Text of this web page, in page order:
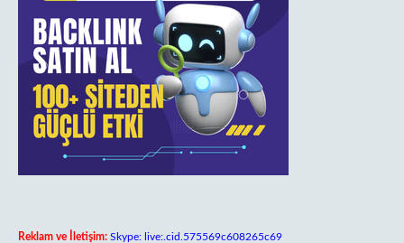
Reklam ve İletişim: Skype: live:.cid.575569c608265c69